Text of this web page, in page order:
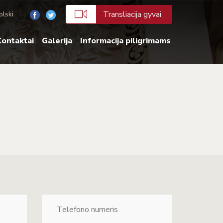
Transliacija gyvai
Galerija
Informacija piligrimams